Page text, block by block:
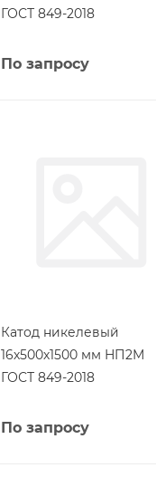
ГОСТ 849-2018
По запросу
Катод никелевый
16х500х1500 мм НП2М
ГОСТ 849-2018
По запросу